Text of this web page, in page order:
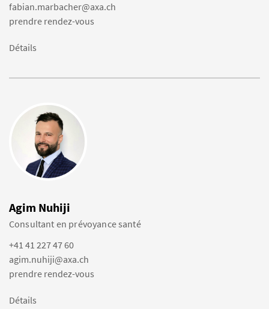
fabian.marbacher@axa.ch
prendre rendez-vous
Détails
Agim Nuhiji
Consultant en prévoyance santé
+41 41 227 47 60
agim.nuhiji@axa.ch
prendre rendez-vous
Détails